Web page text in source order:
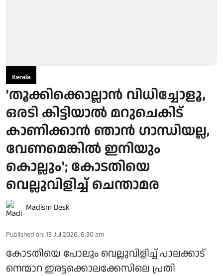
Kerala
'തൂക്കിക്കൊല്ലാന്‍ വിധിച്ചോളൂ,
ഒരടി കിട്ടിയാല്‍ മറുചെകിട്
കാണിക്കാന്‍ ഞാന്‍ ഗാന്ധിയല്ല,
വേണമെങ്കില്‍ ഇനിയും
കൊല്ലും'; കോടതിയെ
വെല്ലുവിളിച്ച് ചെന്താമര
Madism Desk
Published on: 13 Jul 2026, 6:30 am
കോടതിയെ പോലും വെല്ലുവിളിച്ച് പാലക്കാട്
നെന്മാറ ഇരട്ടക്കൊലക്കേസിലെ പ്രതി